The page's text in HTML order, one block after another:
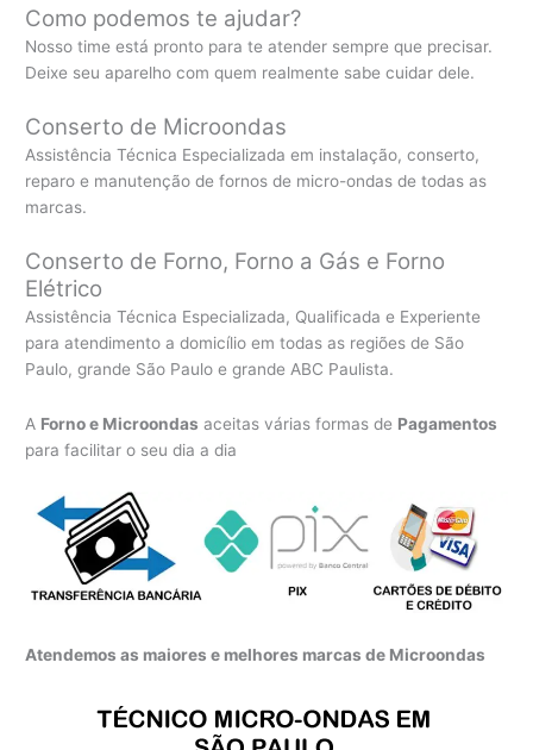
Como podemos te ajudar?
Nosso time está pronto para te atender sempre que precisar.
Deixe seu aparelho com quem realmente sabe cuidar dele.
Conserto de Microondas
Assistência Técnica Especializada em instalação, conserto,
reparo e manutenção de fornos de micro-ondas de todas as
marcas.
Conserto de Forno, Forno a Gás e Forno
Elétrico
Assistência Técnica Especializada, Qualificada e Experiente
para atendimento a domicílio em todas as regiões de São
Paulo, grande São Paulo e grande ABC Paulista.
A Forno e Microondas aceitas várias formas de Pagamentos
para facilitar o seu dia a dia
Atendemos as maiores e melhores marcas de Microondas